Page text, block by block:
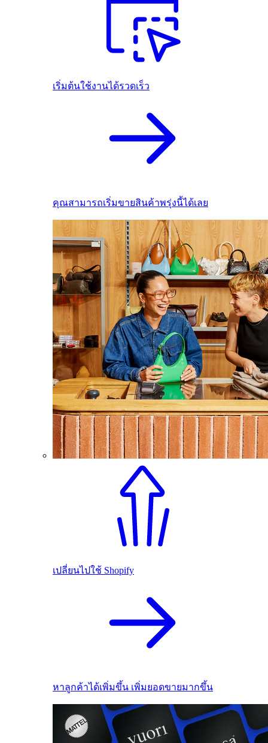
เริ่มต้นใช้งานได้รวดเร็ว
คุณสามารถเริ่มขายสินค้าพรุ่งนี้ได้เลย
เปลี่ยนไปใช้ Shopify
หาลูกค้าได้เพิ่มขึ้น เพิ่มยอดขายมากขึ้น